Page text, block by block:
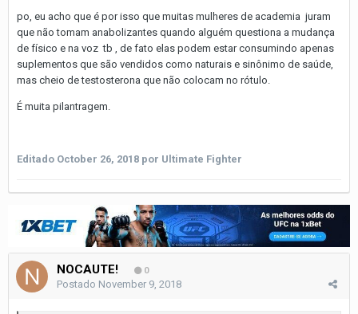
po, eu acho que é por isso que muitas mulheres de academia juram
que não tomam anabolizantes quando alguém questiona a mudança
de físico e na voz tb , de fato elas podem estar consumindo apenas
suplementos que são vendidos como naturais e sinônimo de saúde,
mas cheio de testosterona que não colocam no rótulo.
É muita pilantragem.
Editado October 26, 2018 por Ultimate Fighter
NOCAUTE! 0
Postado November 9, 2018